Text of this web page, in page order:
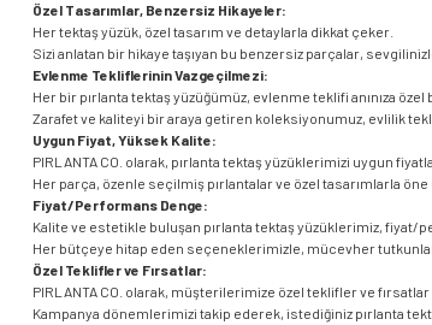
Özel Tasarımlar, Benzersiz Hikayeler:
Her tektaş yüzük, özel tasarım ve detaylarla dikkat çeker.
Sizi anlatan bir hikaye taşıyan bu benzersiz parçalar,
Evlenme Tekliflerinin Vazgeçilmezi:
Her bir pırlanta tektaş yüzüğümüz, evlenme teklifi anınıza
Zarafet ve kaliteyi bir araya getiren koleksiyonumuz, evlilik
Uygun Fiyat, Yüksek Kalite:
PIRLANTA CO. olarak, pırlanta tektaş yüzüklerimizi uygun
Her parça, özenle seçilmiş pırlantalar ve özel tasarımlarla öne
Fiyat/Performans Denge:
Kalite ve estetikle buluşan pırlanta tektaş yüzüklerimiz, fiyat/
Her bütçeye hitap eden seçeneklerimizle, mücevher
Özel Teklifler ve Fırsatlar:
PIRLANTA CO. olarak, müşterilerimize özel teklifler ve
Kampanya dönemlerimizi takip ederek, istediğiniz pırlanta